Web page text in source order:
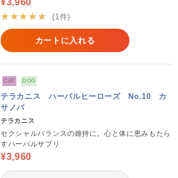
¥3,960
★★★★★
(1件)
カートに入れる
CAT DOG
テラカニス ハーバルヒーローズ No.10 カ
サノバ
テラカニス
セクシャルバランスの維持に。心と体に恵みもたら
すハーバルサプリ
¥3,960